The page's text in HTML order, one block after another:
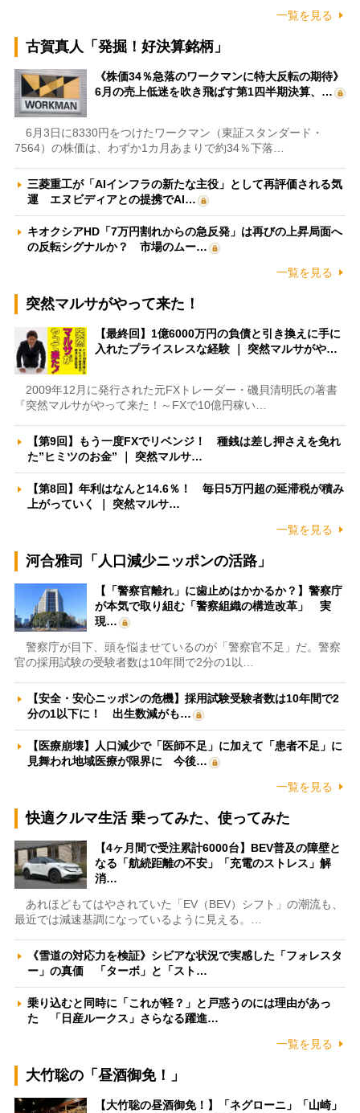
一覧を見る
古賀真人「発掘！好決算銘柄」
《株価34％急落のワークマンに特大反転の期待》
6月の売上低迷を吹き飛ばす第1四半期決算、…
6月3日に8330円をつけたワークマン（東証スタンダード・
7564）の株価は、わずか1カ月あまりで約34％下落…
三菱重工が「AIインフラの新たな主役」として再評価される気
運 エヌビディアとの提携でAI…
キオクシアHD「7万円割れからの急反発」は再びの上昇局面へ
の反転シグナルか？ 市場のムー…
一覧を見る
突然マルサがやって来た！
【最終回】1億6000万円の負債と引き換えに手に
入れたプライスレスな経験 ｜ 突然マルサがや…
2009年12月に発行された元FXトレーダー・磯貝清明氏の著書
『突然マルサがやって来た！～FXで10億円稼い…
【第9回】もう一度FXでリベンジ！ 種銭は差し押さえを免れ
た”ヒミツのお金” ｜ 突然マルサ…
【第8回】年利はなんと14.6％！ 毎日5万円超の延滞税が積み
上がっていく ｜ 突然マルサ…
一覧を見る
河合雅司「人口減少ニッポンの活路」
【「警察官離れ」に歯止めはかかるか？】警察庁
が本気で取り組む「警察組織の構造改革」 実
現…
警察庁が目下、頭を悩ませているのが「警察官不足」だ。警察
官の採用試験の受験者数は10年間で2分の1以…
【安全・安心ニッポンの危機】採用試験受験者数は10年間で2
分の1以下に！ 出生数減がも…
【医療崩壊】人口減少で「医師不足」に加えて「患者不足」に
見舞われ地域医療が限界に 今後…
一覧を見る
快適クルマ生活 乗ってみた、使ってみた
【4ヶ月間で受注累計6000台】BEV普及の障壁と
なる「航続距離の不安」「充電のストレス」解
消…
あれほどもてはやされていた「EV（BEV）シフト」の潮流も、
最近では減速基調になっているように見える。…
《雪道の対応力を検証》シビアな状況で実感した「フォレスタ
ー」の真価 「ターボ」と「スト…
乗り込むと同時に「これが軽？」と戸惑うのには理由があっ
た 「日産ルークス」さらなる躍進…
一覧を見る
大竹聡の「昼酒御免！」
【大竹聡の昼酒御免！】「ネグローニ」「山崎」